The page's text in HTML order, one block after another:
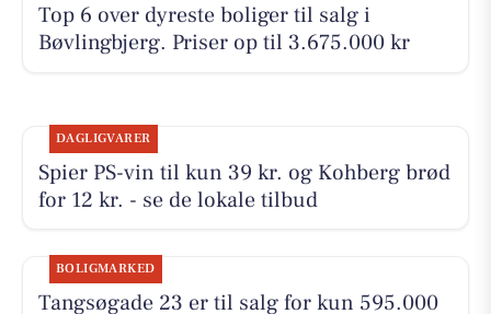
Top 6 over dyreste boliger til salg i
Bøvlingbjerg. Priser op til 3.675.000 kr
DAGLIGVARER
Spier PS-vin til kun 39 kr. og Kohberg brød
for 12 kr. - se de lokale tilbud
BOLIGMARKED
Tangsøgade 23 er til salg for kun 595.000